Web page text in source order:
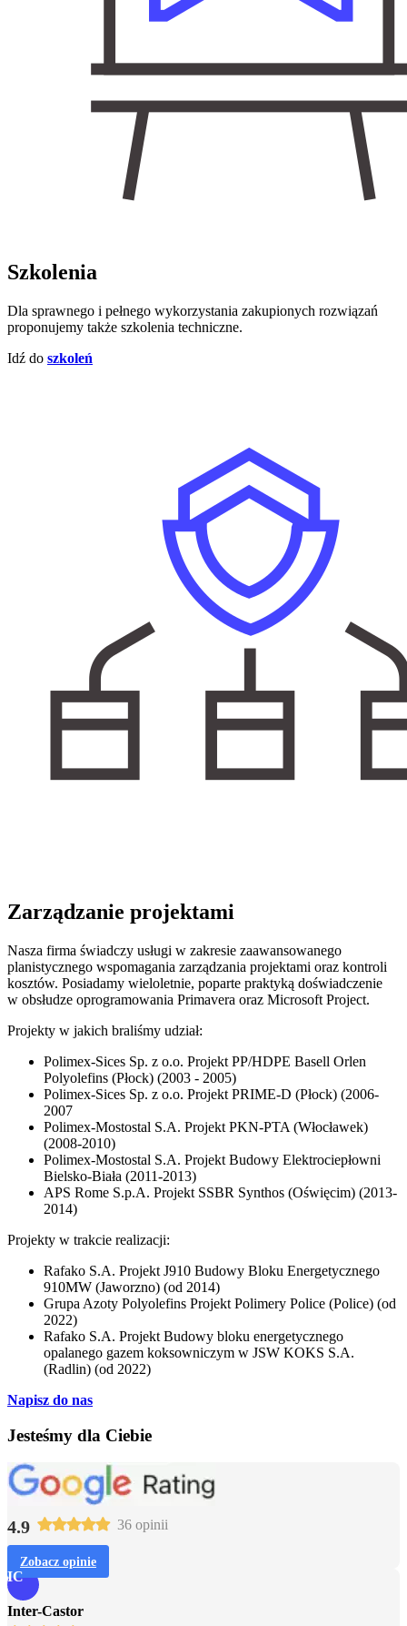
Szkolenia
Dla sprawnego i pełnego wykorzystania zakupionych rozwiązań
proponujemy także szkolenia techniczne.
Idź do szkoleń
Zarządzanie projektami
Nasza firma świadczy usługi w zakresie zaawansowanego
planistycznego wspomagania zarządzania projektami oraz kontroli
kosztów. Posiadamy wieloletnie, poparte praktyką doświadczenie
w obsłudze oprogramowania Primavera oraz Microsoft Project.
Projekty w jakich braliśmy udział:
Polimex-Sices Sp. z o.o. Projekt PP/HDPE Basell Orlen
Polyolefins (Płock) (2003 - 2005)
Polimex-Sices Sp. z o.o. Projekt PRIME-D (Płock) (2006-
2007
Polimex-Mostostal S.A. Projekt PKN-PTA (Włocławek)
(2008-2010)
Polimex-Mostostal S.A. Projekt Budowy Elektrociepłowni
Bielsko-Biała (2011-2013)
APS Rome S.p.A. Projekt SSBR Synthos (Oświęcim) (2013-
2014)
Projekty w trakcie realizacji:
Rafako S.A. Projekt J910 Budowy Bloku Energetycznego
910MW (Jaworzno) (od 2014)
Grupa Azoty Polyolefins Projekt Polimery Police (Police) (od
2022)
Rafako S.A. Projekt Budowy bloku energetycznego
opalanego gazem koksowniczym w JSW KOKS S.A.
(Radlin) (od 2022)
Napisz do nas
Jesteśmy dla Ciebie
4.9 36 opinii
Zobacz opinie
IC
Inter-Castor